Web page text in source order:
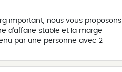
important, nous vous proposons
d'affaire stable et la marge
par une personne avec 2
en avec d'autre